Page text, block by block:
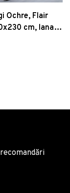
Ochre, Flair
cm, lana,